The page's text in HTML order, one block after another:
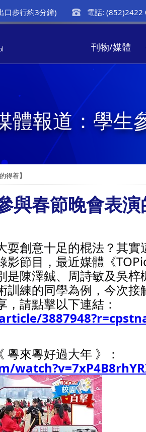
口步行約3分鐘) 電話: (852)2422
刊物/媒體
體報道：學生
得着】
與春節晚會表演
耍創意十足的棍法？其
影節目，最近媒體《
是陳澤鋮、周詩敏及吳
訓練的同學為例，今次
請點擊以下連結：
粵來粵好過大年 》：